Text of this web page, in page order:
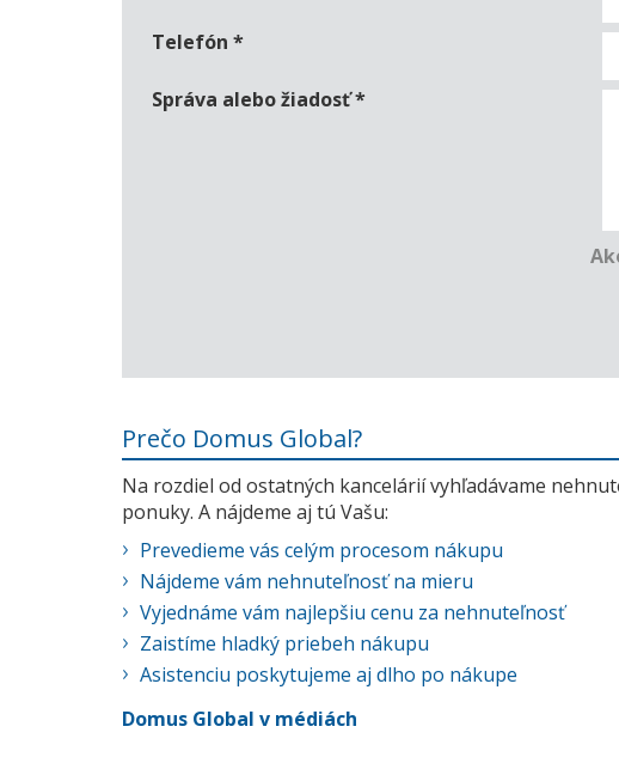
Telefón *
Správa alebo žiadosť*
Prečo Domus Global?
Na rozdiel od ostatných kancelárií vyhľadávame
ponuky. A nájdeme aj tú Vašu:
Prevedieme vás celým procesom nákupu
Nájdeme vám nehnuteľnosť na mieru
Vyjednáme vám najlepšiu cenu za nehnuteľnosť
Zaistíme hladký priebeh nákupu
Asistenciu poskytujeme aj dlho po nákupe
Domus Global v médiách